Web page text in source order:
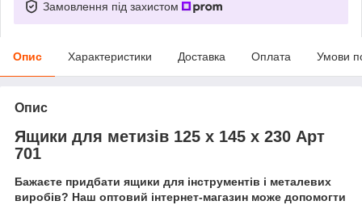
Замовлення під захистом
Опис Характеристики Доставка Оплата Умови
Опис
Ящики для метизів 125 х 145 х 230 Арт
701
Бажаєте придбати ящики для інструментів і металевих
виробів? Наш оптовий інтернет-магазин може допомогти